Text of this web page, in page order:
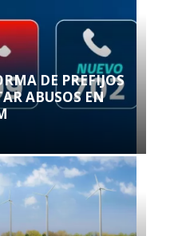
DE PREFIJOS
ABUSOS EN